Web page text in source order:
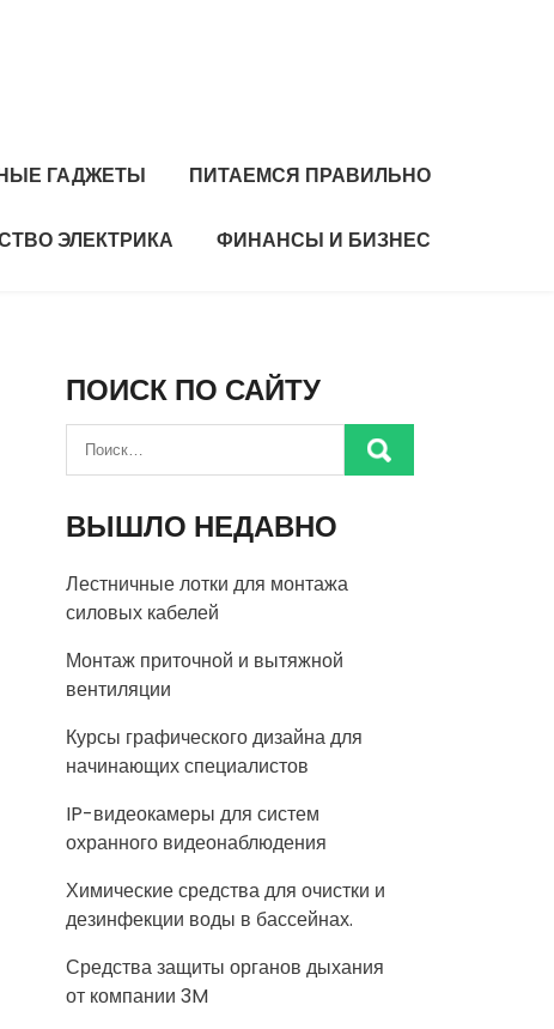
ГАДЖЕТЫ ПИТАЕМСЯ ПРАВИЛЬНО
ЭЛЕКТРИКА ФИНАНСЫ И БИЗНЕС
ПОИСК ПО САЙТУ
ВЫШЛО НЕДАВНО
Лестничные лотки для монтажа
силовых кабелей
Монтаж приточной и вытяжной
вентиляции
Курсы графического дизайна для
начинающих специалистов
IP-видеокамеры для систем
охранного видеонаблюдения
Химические средства для очистки и
дезинфекции воды в бассейнах.
Средства защиты органов дыхания
от компании 3M